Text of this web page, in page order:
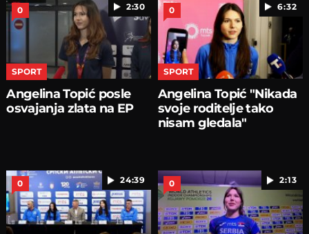
2:30
0
SPORT
Angelina Topić posle
osvajanja zlata na EP
6:32
0
SPORT
Angelina Topić "Nikada
svoje roditelje tako
nisam gledala"
24:39
0 2:13
0